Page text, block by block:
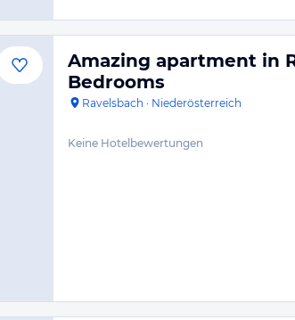
Amazing apartment in
Bedrooms
Ravelsbach · Niederösterreich
Keine Hotelbewertungen